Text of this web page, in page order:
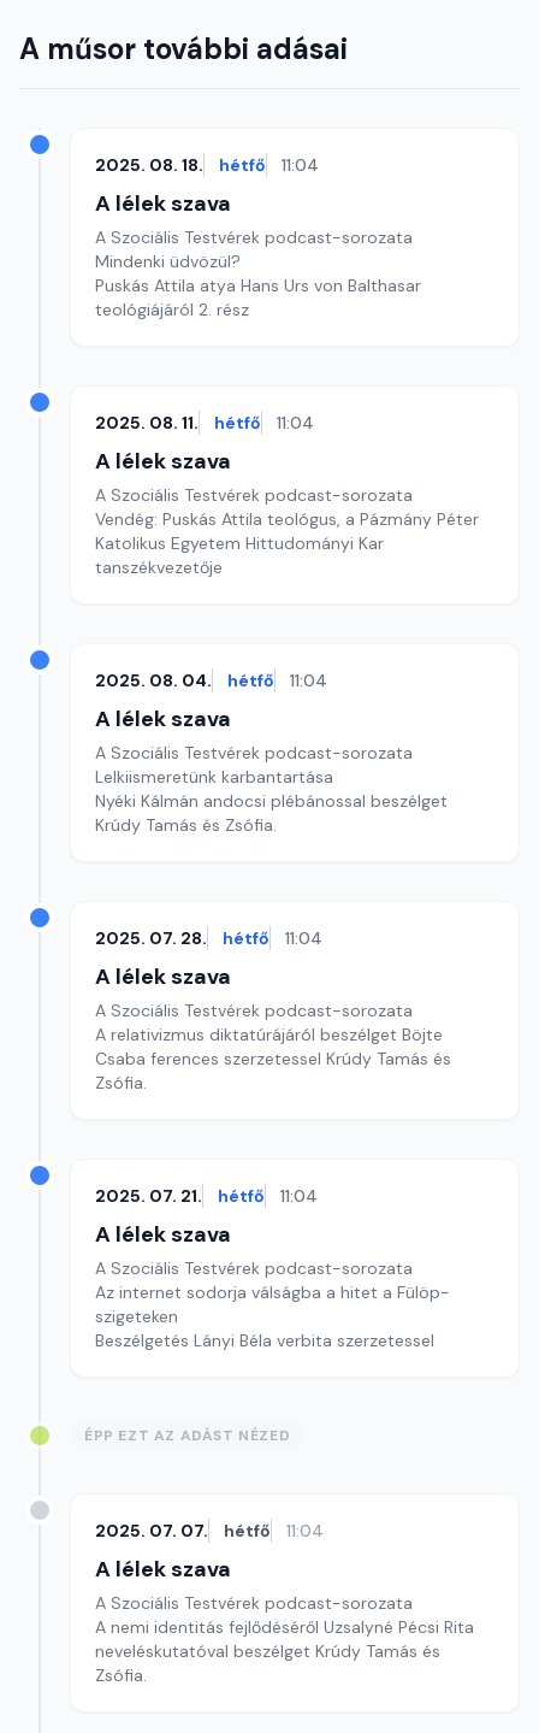
A műsor további adásai
2025. 08. 18. hétfő 11:04
A lélek szava
A Szociális Testvérek podcast-sorozata
Mindenki üdvözül?
Puskás Attila atya Hans Urs von Balthasar
teológiájáról 2. rész
2025. 08. 11. hétfő 11:04
A lélek szava
A Szociális Testvérek podcast-sorozata
Vendég: Puskás Attila teológus, a Pázmány Péter
Katolikus Egyetem Hittudományi Kar
tanszékvezetője
2025. 08. 04. hétfő 11:04
A lélek szava
A Szociális Testvérek podcast-sorozata
Lelkiismeretünk karbantartása
Nyéki Kálmán andocsi plébánossal beszélget
Krúdy Tamás és Zsófia.
2025. 07. 28. hétfő 11:04
A lélek szava
A Szociális Testvérek podcast-sorozata
A relativizmus diktatúrájáról beszélget Böjte
Csaba ferences szerzetessel Krúdy Tamás és
Zsófia.
2025. 07. 21. hétfő 11:04
A lélek szava
A Szociális Testvérek podcast-sorozata
Az internet sodorja válságba a hitet a Fülöp-
szigeteken
Beszélgetés Lányi Béla verbita szerzetessel
ÉPP EZT AZ ADÁST NÉZED
2025. 07. 07. hétfő 11:04
A lélek szava
A Szociális Testvérek podcast-sorozata
A nemi identitás fejlődéséről Uzsalyné Pécsi Rita
neveléskutatóval beszélget Krúdy Tamás és
Zsófia.